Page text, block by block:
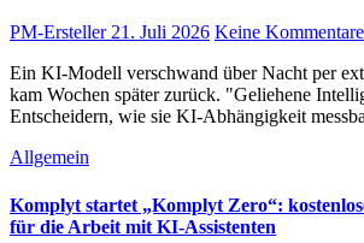
PM-Ersteller 21. Juli 2026 Keine Kommentare
Ein KI-Modell verschwand über Nacht per externer Direktive - und
kam Wochen später zurück. "Geliehene
Entscheidern, wie sie KI-Abhängigkeit
Allgemein
Komplyt startet „Komplyt Zero“:
für die Arbeit mit KI-Assistenten